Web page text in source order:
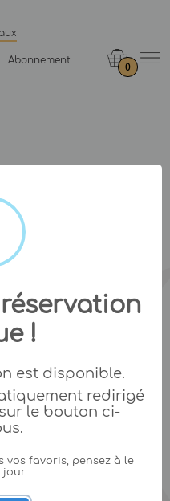
Abonnement
0
!
est disponible.
redirigé
le bouton ci-
vos favoris, pensez à le
jour.